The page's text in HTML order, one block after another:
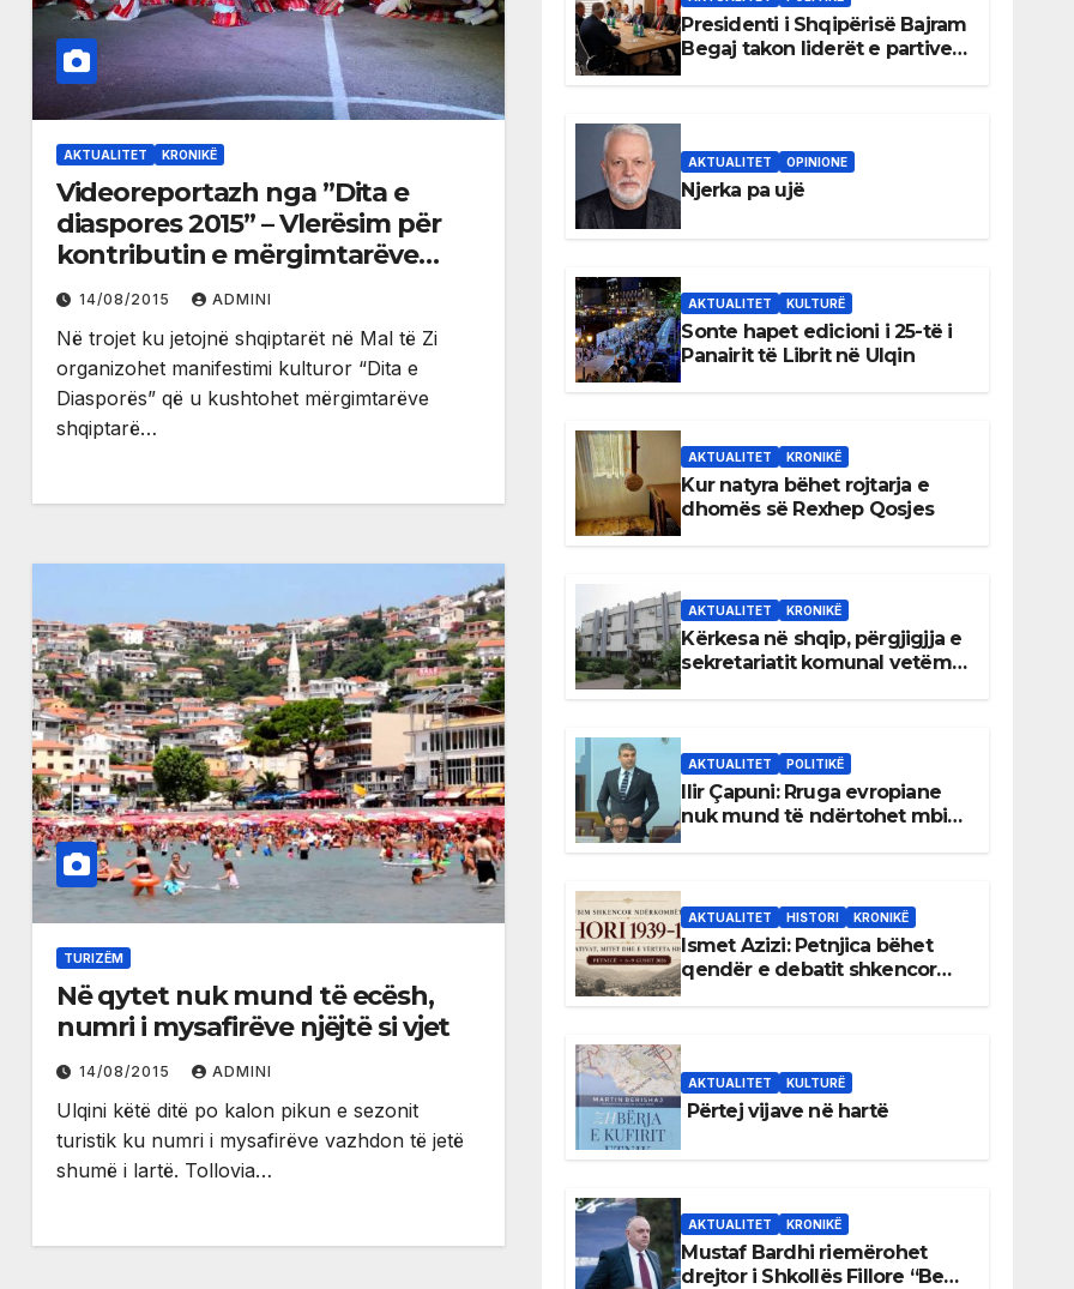
AKTUALITET KRONIKË
Videoreportazh nga ”Dita e
diaspores 2015” – Vlerësim për
kontributin e mërgimtarëve
tanë
14/08/2015 ADMINI
Në trojet ku jetojnë shqiptarët në Mal të Zi
organizohet manifestimi kulturor “Dita e
Diasporës” që u kushtohet mërgimtarëve
shqiptarë…
TURIZËM
Në qytet nuk mund të ecësh,
numri i mysafirëve njëjtë si vjet
14/08/2015 ADMINI
Ulqini këtë ditë po kalon pikun e sezonit
turistik ku numri i mysafirëve vazhdon të jetë
shumë i lartë. Tollovia…
Presidenti i Shqipërisë Bajram
Begaj takon liderët e partive
AKTUALITET OPINIONE
Njerka pa ujë
AKTUALITET KULTURË
Sonte hapet edicioni i 25-të i
Panairit të Librit në Ulqin
AKTUALITET KRONIKË
Kur natyra bëhet rojtarja e
dhomës së Rexhep Qosjes
AKTUALITET KRONIKË
Kërkesa në shqip, përgjigjja e
sekretariatit komunal vetëm
AKTUALITET POLITIKË
Ilir Çapuni: Rruga evropiane
nuk mund të ndërtohet mbi
AKTUALITET HISTORI KRONIKË
Ismet Azizi: Petnjica bëhet
qendër e debatit shkencor
AKTUALITET KULTURË
Përtej vijave në hartë
AKTUALITET KRONIKË
Mustaf Bardhi riemërohet
drejtor i Shkollës Fillore “Bedri